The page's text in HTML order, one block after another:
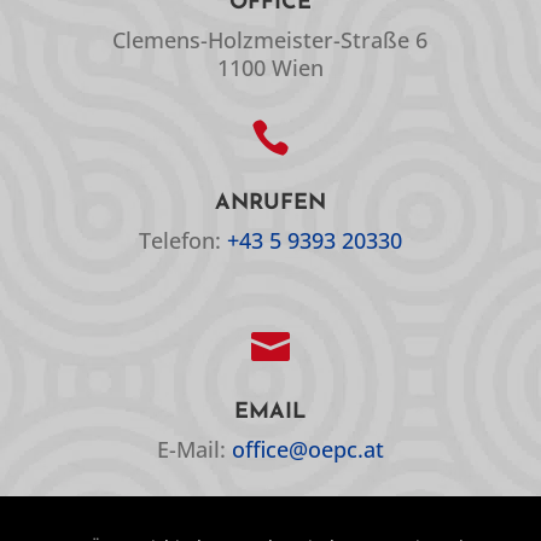
Clemens-Holzmeister-Straße 6
1100 Wien

ANRUFEN
Telefon: +43 5 9393 20330

EMAIL
E-Mail: office@oepc.at